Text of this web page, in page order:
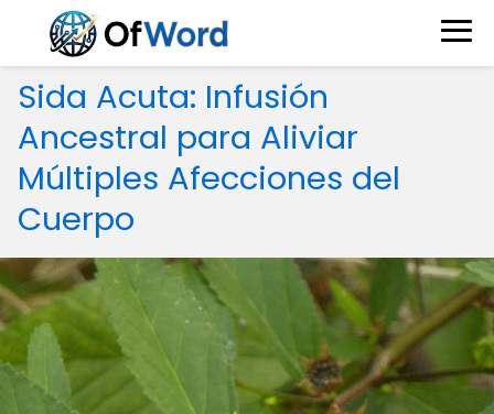
Sida Acuta: Infusión
Ancestral para Aliviar
Múltiples Afecciones del
Cuerpo